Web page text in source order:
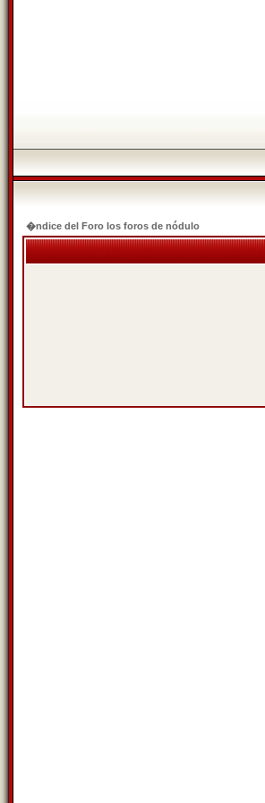
�ndice del Foro los foros de nódulo